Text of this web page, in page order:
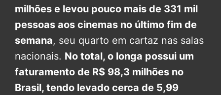
milhões e levou pouco mais de 331 mil
pessoas aos cinemas no último fim de
semana, seu quarto em cartaz nas salas
nacionais. No total, o longa possui um
faturamento de R$ 98,3 milhões no
Brasil, tendo levado cerca de 5,99